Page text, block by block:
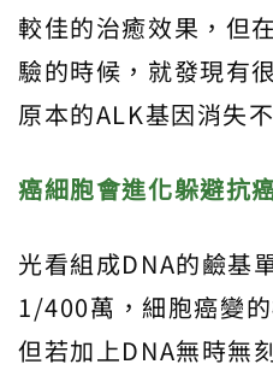
較佳的治癒效果，但
驗的時候，就發現有
原本的ALK基因消失
癌細胞會進化躲避抗
光看組成DNA的鹼基
1/400萬，細胞癌變
但若加上DNA無時無